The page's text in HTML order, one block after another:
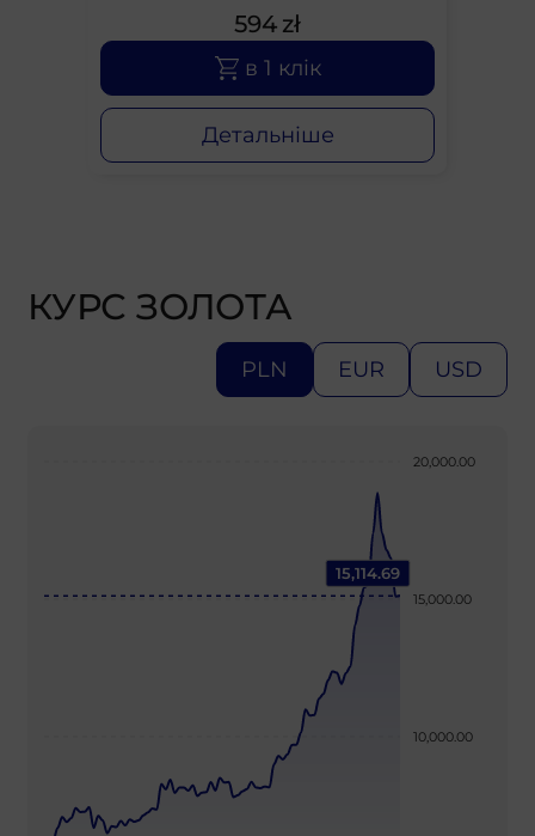
594 zł
в 1 клік
Детальніше
КУРС ЗОЛОТА
PLN EUR USD
15,114.69
20,000.00
15,000.00
10,000.00